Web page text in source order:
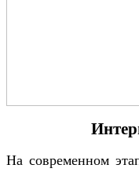
На современном